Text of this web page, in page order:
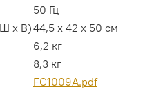
50 Гц
х В)44,5 х 42 х 50 см
6,2 кг
8,3 кг
FC1009A.pdf